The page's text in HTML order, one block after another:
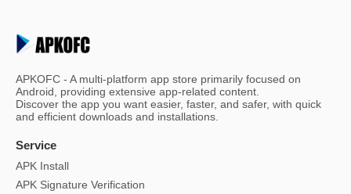
APKOFC - A multi-platform app store primarily focused on
Android, providing extensive app-related content.
Discover the app you want easier, faster, and safer, with quick
and efficient downloads and installations.
Service
APK Install
APK Signature Verification